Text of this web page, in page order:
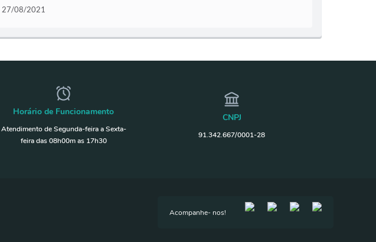
27/08/2021
Horário de Funcionamento
Atendimento de Segunda-feira a Sexta-
feira das 08h00m as 17h30
CNPJ
91.342.667/0001-28
Acompanhe- nos!